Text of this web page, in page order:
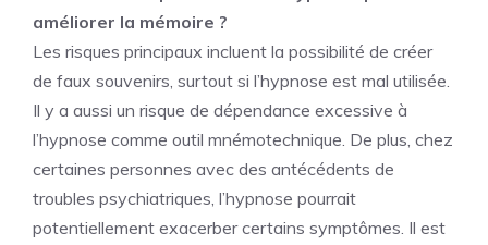
améliorer la mémoire ?
Les risques principaux incluent la possibilité de créer
de faux souvenirs, surtout si l’hypnose est mal utilisée.
Il y a aussi un risque de dépendance excessive à
l’hypnose comme outil mnémotechnique. De plus, chez
certaines personnes avec des antécédents de
troubles psychiatriques, l’hypnose pourrait
potentiellement exacerber certains symptômes. Il est